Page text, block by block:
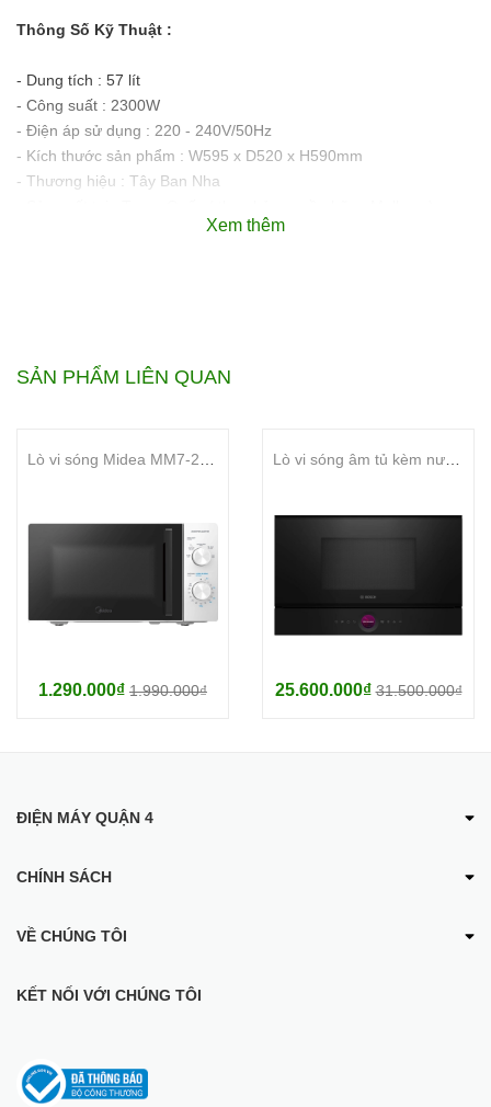
Thông Số Kỹ Thuật :
- Dung tích : 57 lít
- Công suất : 2300W
- Điện áp sử dụng : 220 - 240V/50Hz
- Kích thước sản phẩm : W595 x D520 x H590mm
- Thương hiệu : Tây Ban Nha
Xem thêm
SẢN PHẨM LIÊN QUAN
1.290.000₫ 1.990.000₫ 25.600.000₫31.500.000₫
ĐIỆN MÁY QUẬN 4
CHÍNH SÁCH
VỀ CHÚNG TÔI
KẾT NỐI VỚI CHÚNG TÔI